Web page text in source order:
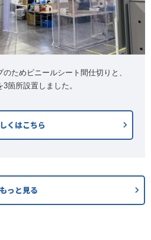
ためビニールシート間仕切りと、
箇所設置しました。
くはこちら
もっと見る